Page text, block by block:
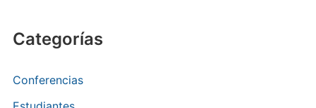
Categorías
Conferencias